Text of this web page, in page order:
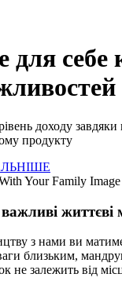
для себе
доходу завдяки
продукту
життєві
з нами ви
близьким,
не залежить від